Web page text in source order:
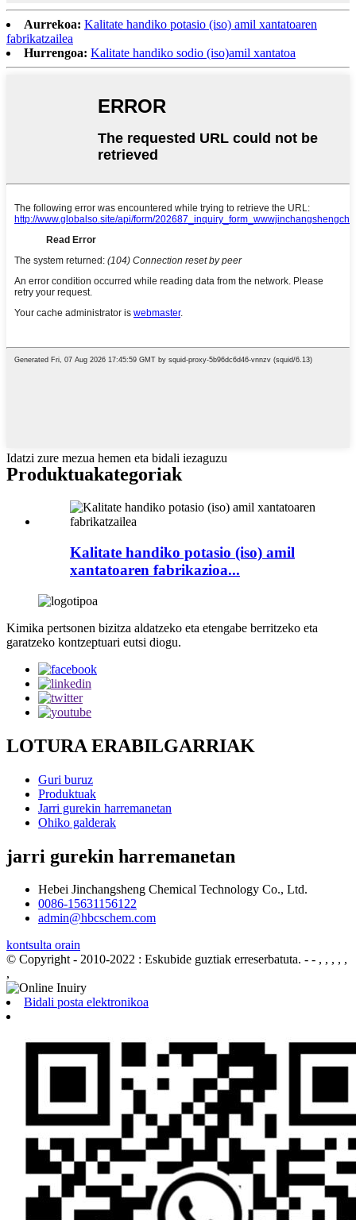
Aurrekoa: Kalitate handiko potasio (iso) amil xantatoaren
fabrikatzailea
Hurrengoa: Kalitate handiko sodio (iso)amil xantatoa
Idatzi zure mezua hemen eta bidali iezaguzu
Produktuakategoriak
Kalitate handiko potasio (iso) amil
xantatoaren fabrikazioa...
Kimika pertsonen bizitza aldatzeko eta etengabe berritzeko eta
garatzeko kontzeptuari eutsi diogu.
LOTURA ERABILGARRIAK
Guri buruz
Produktuak
Jarri gurekin harremanetan
Ohiko galderak
jarri gurekin harremanetan
Hebei Jinchangsheng Chemical Technology Co., Ltd.
0086-15631156122
admin@hbcschem.com
kontsulta orain
© Copyright - 2010-2022 : Eskubide guztiak erreserbatuta. - - , , , , ,
,
Bidali posta elektronikoa